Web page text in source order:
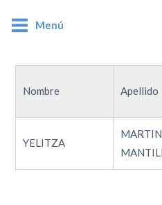
Menú
Nombre Apellido
YELITZA